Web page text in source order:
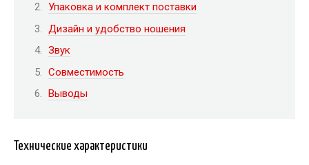
Упаковка и комплект поставки
Дизайн и удобство ношения
Звук
Совместимость
Выводы
Технические характеристики